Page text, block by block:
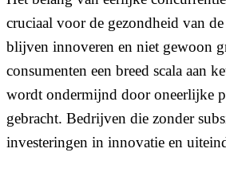
cruciaal voor de gezondheid van
blijven innoveren en niet gewoon
consumenten een breed scala aan
wordt ondermijnd door oneerlijke
gebracht. Bedrijven die zonder
investeringen in innovatie en